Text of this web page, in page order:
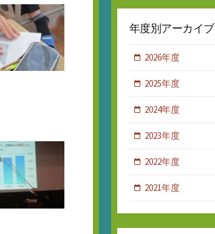
年度別アーカイブ
2026年度
2025年度
2024年度
2023年度
2022年度
2021年度